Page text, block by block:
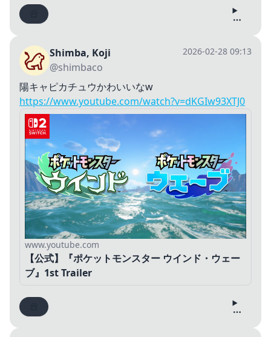
Shimba, Koji
@shimbaco
2026-02-28 09:13
陽キャピカチュウかわいいなw
https://www.youtube.com/watch?v=dKGIw93XTJ0
www.youtube.com
【公式】『ポケットモンスター ウインド・ウェー
ブ』1st Trailer